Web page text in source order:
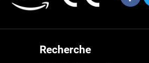
Recherche